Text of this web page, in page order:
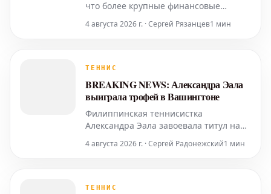
что более крупные финансовые
стимулы могут вернуть крупнейшие
имена в ослабленные сетки турниров
стартовал в воскресенье без Янника
травмированного Карлоса Альк
4 августа 2026 г. · Сергей Рязанцев1 мин
ТЕННИС
BREAKING NEWS: Александра Эала
выиграла трофей в Вашингтоне
Филиппинская теннисистка
Александра Эала завоевала титул на
турнире Mubadala DC Open, одержав
победу над первой сеяной
вечером. В предыдущих раундах Эала,
4 августа 2026 г. · Сергей Радонежский1 мин
ТЕННИС